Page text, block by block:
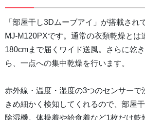
「部屋干し3Dムーブアイ」が搭載され
MJ-M120PXです。通常の衣類乾燥とは
180cmまで届くワイド送風。さらに乾
ら、一点への集中乾燥を行います。
赤外線・温度・湿度の3つのセンサーで
きめ細かく検知してくれるので、部屋
除湿機。体操着や給食着など1枚だけ乾